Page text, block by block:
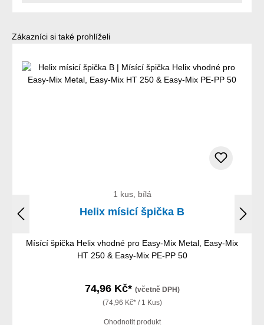
Přeskočit galerii produktů
Zákazníci si také prohlíželi
1 kus, bílá
Helix mísicí špička B
Mísící špička Helix vhodné pro Easy-Mix Metal, Easy-Mix
HT 250 & Easy-Mix PE-PP 50
74,96 Kč* (včetně DPH)
(74,96 Kč* / 1 Kus)
Ohodnotit produkt